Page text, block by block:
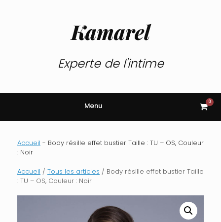
Kamarel
Experte de l'intime
Menu View
cart
0
Accueil - Body résille effet bustier Taille : TU – OS, Couleur
: Noir
Accueil / Tous les articles / Body résille effet bustier Taille
: TU – OS, Couleur : Noir